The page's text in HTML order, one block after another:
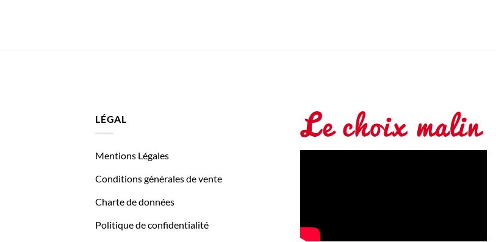
LÉGAL
Mentions Légales
Conditions générales de vente
Charte de données
Politique de confidentialité